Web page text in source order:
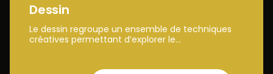
Dessin
Le dessin regroupe un ensemble de techniques
créatives permettant d’explorer le...